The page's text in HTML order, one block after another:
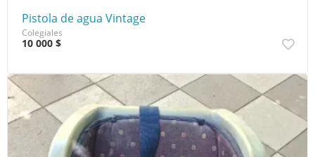
Pistola de agua Vintage
Colegiales
10 000 $